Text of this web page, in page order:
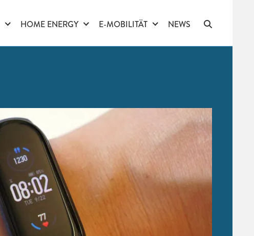
HOME ENERGY E-MOBILITÄT NEWS